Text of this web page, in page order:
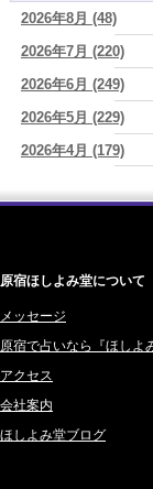
新しいことに触れ
る楽しさ (美月マー
2026/08/07
2026年8月7日 癸丑
2026/08/07
時間は前に進んで
ができる (真巳華 -
2026/08/07
一之森 陽柑 (26)
椰奈空 (64)
ワカリミ (1)
神楽峰ヴィスカ (10)
赤羽うさぎ (341)
橘メルロ (7)
鈴喜みわこ (8)
鯖ノ実 ソニン (19)
愛音ソナタ (16)
紫村 明世 (34)
2026年8月 (48)
2026年7月 (220)
2026年6月 (249)
2026年5月 (229)
2026年4月 (179)
2025年12月 (201)
2025年11月 (252)
2025年10月 (242)
2025年9月 (196)
2025年8月 (182)
原宿ほしよみ堂について
メッセージ
原宿で占いなら『ほしよ
アクセス
会社案内
ほしよみ堂ブログ